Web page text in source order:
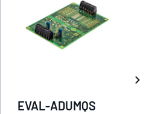
EVAL-ADUMQS